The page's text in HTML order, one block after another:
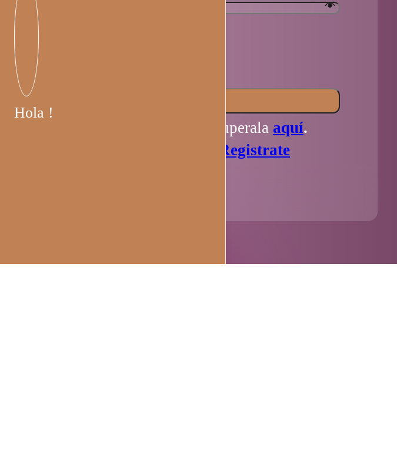
Perdiste tu contraseña? Recuperala aquí.
Registrate
Hola !